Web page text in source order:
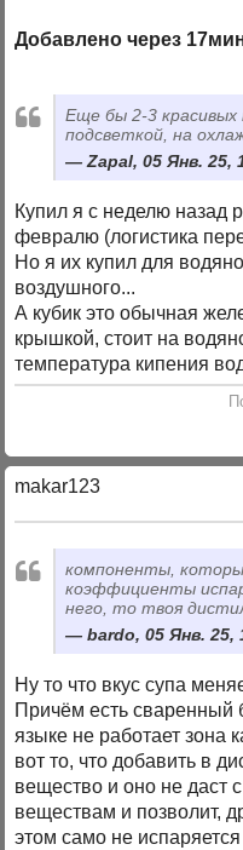
Добавлено через
Еще бы 2-3
подсветкой, на
Zapal, 05 Янв. 25,
Купил я с неделю назад
февралю (логистика
Но я их купил для
воздушного...
А кубик это обычная
крышкой, стоит на
температура кипения
makar123
компоненты,
коэффициенты
него, то твоя
bardo, 05 Янв. 25,
Ну то что вкус супа
Причём есть сваренный
языке не работает зона
вот то, что добавить в
вещество и оно не даст
веществам и позволит,
этом само не